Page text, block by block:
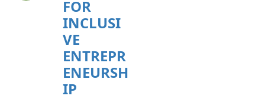
FOR
INCLUSI
VE
ENTREPR
ENEURSH
IP